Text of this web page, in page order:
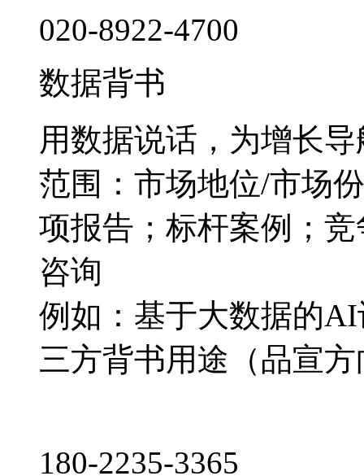
020-8922-4700
数据背书
用数据说话，为增长导
范围：市场地位/市场
项报告；标杆案例；
咨询
例如：基于大数据的
三方背书用途（品宣
180-2235-3365